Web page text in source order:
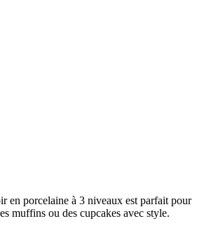
en porcelaine à 3 niveaux est parfait pour
muffins ou des cupcakes avec style.